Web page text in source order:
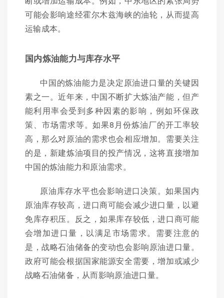
可能会影响途经霍尔木兹海峡的油轮，从而提高
运输成本。
国内炼油能力与库存水平
中国的炼油能力是决定原油进口量的关键因
素之一。近年来，中国不断扩大炼油产能，但产
能利用率会受到多种因素的影响，例如环保政
策、市场需求等。如果8月份炼油厂的开工率较
高，那么对原油的需求也会相应增加。需要关注
的是，新建炼油项目的投产情况，这将直接增加
中国的炼油能力和原油需求。
原油库存水平也会影响进口决策。如果国内
原油库存较高，进口商可能会减少进口量，以避
免库存积压。反之，如果库存较低，进口商可能
会增加进口量，以满足市场需求。需要注意的
是，战略石油储备的变动也会影响原油进口量。
政府可能会根据国家能源安全需要，增加或减少
战略石油储备，从而影响原油进口量。